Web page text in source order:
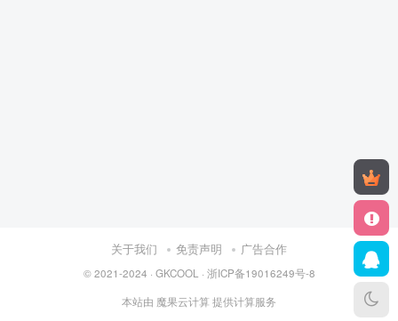
关于我们 免责声明 广告合作
© 2021-2024 · GKCOOL · 浙ICP备19016249号-8
本站由 魔果云计算 提供计算服务